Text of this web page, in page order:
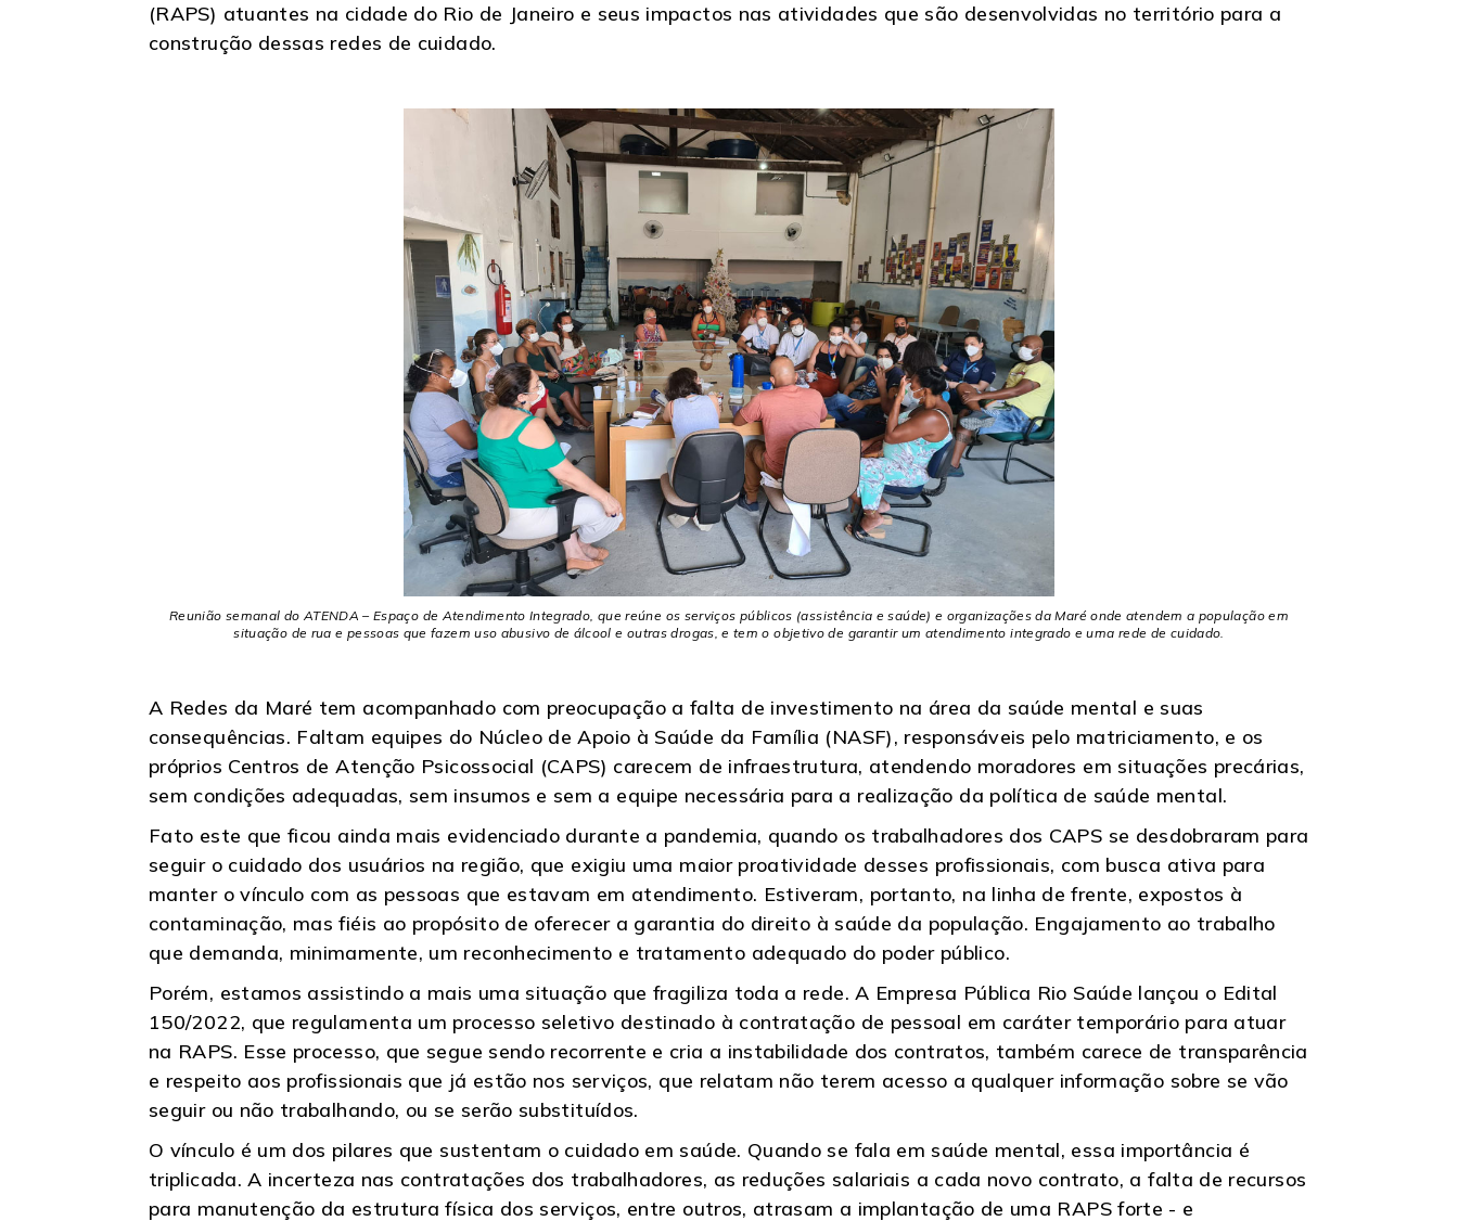
(RAPS) atuantes na cidade do Rio de Janeiro e seus impactos nas atividades que são desenvolvidas no território para a
construção dessas redes de cuidado.
Reunião semanal do ATENDA – Espaço de Atendimento Integrado, que reúne os serviços públicos (assistência e saúde) e organizações da Maré onde atendem a população em
situação de rua e pessoas que fazem uso abusivo de álcool e outras drogas, e tem o objetivo de garantir um atendimento integrado e uma rede de cuidado.
A Redes da Maré tem acompanhado com preocupação a falta de investimento na área da saúde mental e suas
consequências. Faltam equipes do Núcleo de Apoio à Saúde da Família (NASF), responsáveis pelo matriciamento, e os
próprios Centros de Atenção Psicossocial (CAPS) carecem de infraestrutura, atendendo moradores em situações precárias,
sem condições adequadas, sem insumos e sem a equipe necessária para a realização da política de saúde mental.
Fato este que ficou ainda mais evidenciado durante a pandemia, quando os trabalhadores dos CAPS se desdobraram para
seguir o cuidado dos usuários na região, que exigiu uma maior proatividade desses profissionais, com busca ativa para
manter o vínculo com as pessoas que estavam em atendimento. Estiveram, portanto, na linha de frente, expostos à
contaminação, mas fiéis ao propósito de oferecer a garantia do direito à saúde da população. Engajamento ao trabalho
que demanda, minimamente, um reconhecimento e tratamento adequado do poder público.
Porém, estamos assistindo a mais uma situação que fragiliza toda a rede. A Empresa Pública Rio Saúde lançou o Edital
150/2022, que regulamenta um processo seletivo destinado à contratação de pessoal em caráter temporário para atuar
na RAPS. Esse processo, que segue sendo recorrente e cria a instabilidade dos contratos, também carece de transparência
e respeito aos profissionais que já estão nos serviços, que relatam não terem acesso a qualquer informação sobre se vão
seguir ou não trabalhando, ou se serão substituídos.
O vínculo é um dos pilares que sustentam o cuidado em saúde. Quando se fala em saúde mental, essa importância é
triplicada. A incerteza nas contratações dos trabalhadores, as reduções salariais a cada novo contrato, a falta de recursos
para manutenção da estrutura física dos serviços, entre outros, atrasam a implantação de uma RAPS forte - e